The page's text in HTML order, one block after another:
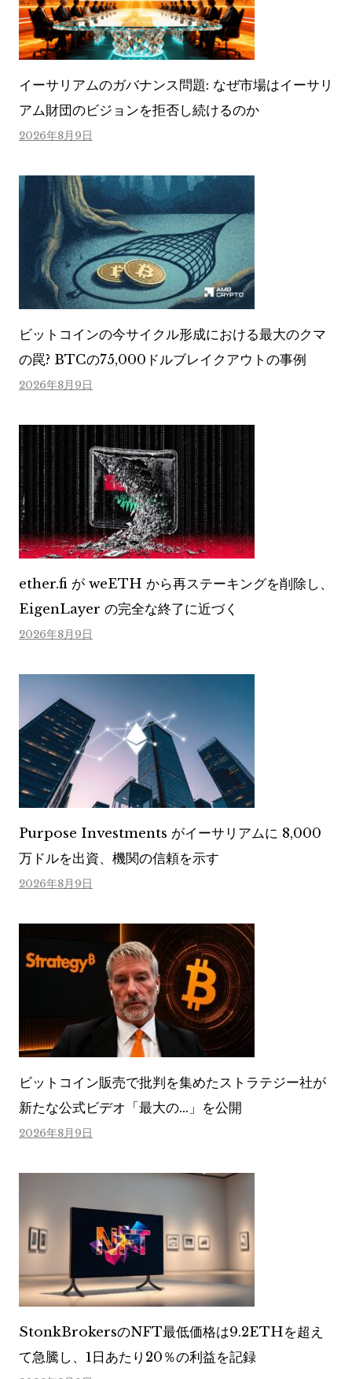
イーサリアムのガバナンス問題: なぜ市場はイーサリ
アム財団のビジョンを拒否し続けるのか
2026年8月9日
ビットコインの今サイクル形成における最大のクマ
の罠? BTCの75,000ドルブレイクアウトの事例
2026年8月9日
ether.fi が weETH から再ステーキングを削除し、
EigenLayer の完全な終了に近づく
2026年8月9日
Purpose Investments がイーサリアムに 8,000
万ドルを出資、機関の信頼を示す
2026年8月9日
ビットコイン販売で批判を集めたストラテジー社が
新たな公式ビデオ「最大の…」を公開
2026年8月9日
StonkBrokersのNFT最低価格は9.2ETHを超え
て急騰し、1日あたり20％の利益を記録